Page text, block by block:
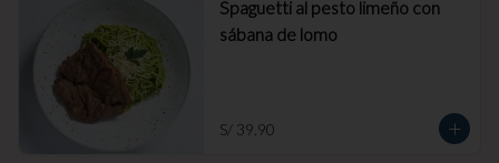
Spaguetti al pesto limeño con
sábana de lomo
S/ 39.90